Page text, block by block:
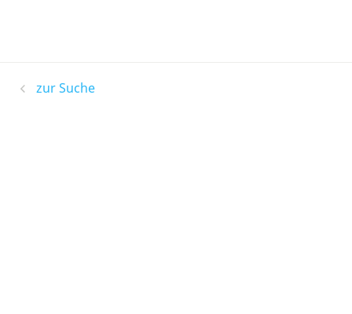
zur Suche